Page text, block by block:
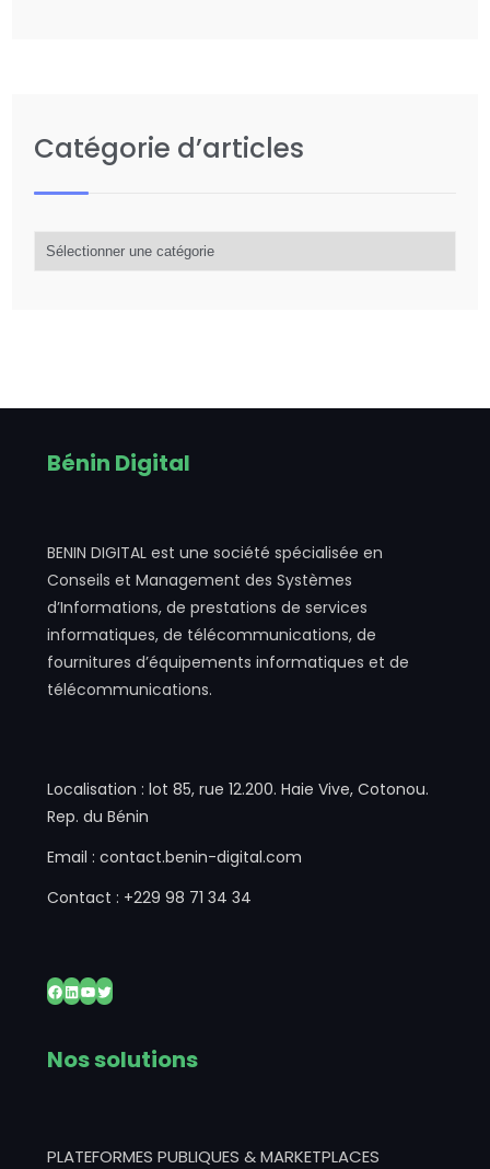
Catégorie d’articles
d’articles
Bénin Digital
BENIN DIGITAL est une société spécialisée en
Conseils et Management des Systèmes
d’Informations, de prestations de services
informatiques, de télécommunications, de
fournitures d’équipements informatiques et de
télécommunications.
Localisation : lot 85, rue 12.200. Haie Vive, Cotonou.
Rep. du Bénin
Email : contact.benin-digital.com
Contact : +229 98 71 34 34
Facebook
LinkedIn
YouTube
Twitter
Nos solutions
PLATEFORMES PUBLIQUES & MARKETPLACES